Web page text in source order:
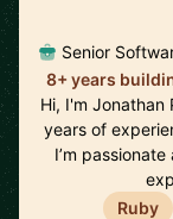
Senior
8+ years
Hi, I'm Jonathan
years of
I’m
Ruby